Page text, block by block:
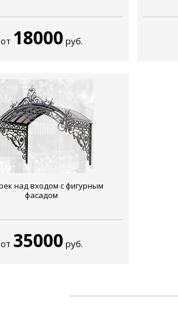
от 18000 руб.
над входом с фигурным
фасадом
от 35000 руб.